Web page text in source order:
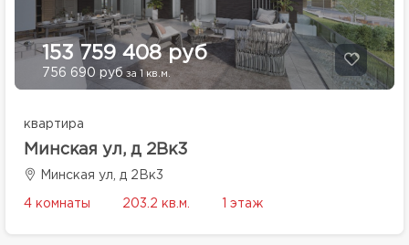
153 759 408 руб
756 690 руб за 1 кв.м.
квартира
Минская ул, д 2Вк3
Минская ул, д 2Вк3
4 комнаты 203.2 кв.м. 1 этаж